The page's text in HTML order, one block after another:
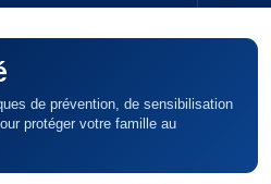
de prévention, de sensibilisation
protéger votre famille au